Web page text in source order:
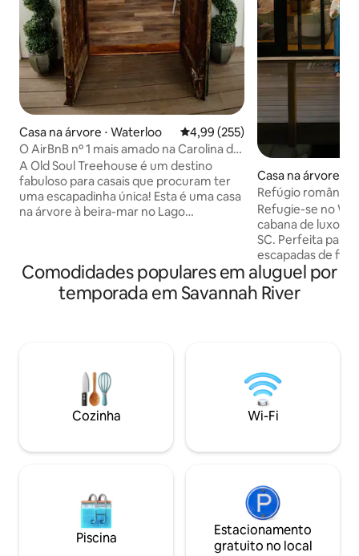
Casa na árvore ⋅ Waterloo 4,99 de uma avaliação média de
4,99 (255)
O AirBnB nº 1 mais amado na Carolina do
Sul! *Old Soul Treehouse*
A Old Soul Treehouse é um destino
fabuloso para casais que procuram ter
uma escapadinha única! Esta é uma casa
na árvore à beira-mar no Lago
uma cozinha totalmente equipada e
banheiro. Dê um mergulho no lago
durante o dia ou à noite desfrute de um
beira da água durante esta experiência
íntima com a pessoa que você ama.
Adoraríamos ter você!
Casa na árvore ⋅
Refúgio
com banheira de
privativa
Refugie-se no
cabana de luxo
SC. Perfeita para
escapadas de fim
mel, aniversários
na natureza.
pássaros e tome
de balanço com
favorito. Mais
da fogueira sob
brilhantes para
Comodidades populares em aluguel por
temporada em Savannah River
Cozinha Wi-Fi
Piscina
Estacionamento
gratuito no local